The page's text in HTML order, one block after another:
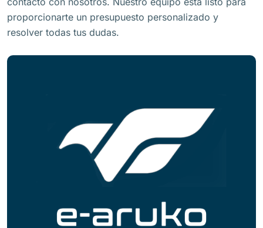
proporcionarte un presupuesto personalizado y
resolver todas tus dudas.